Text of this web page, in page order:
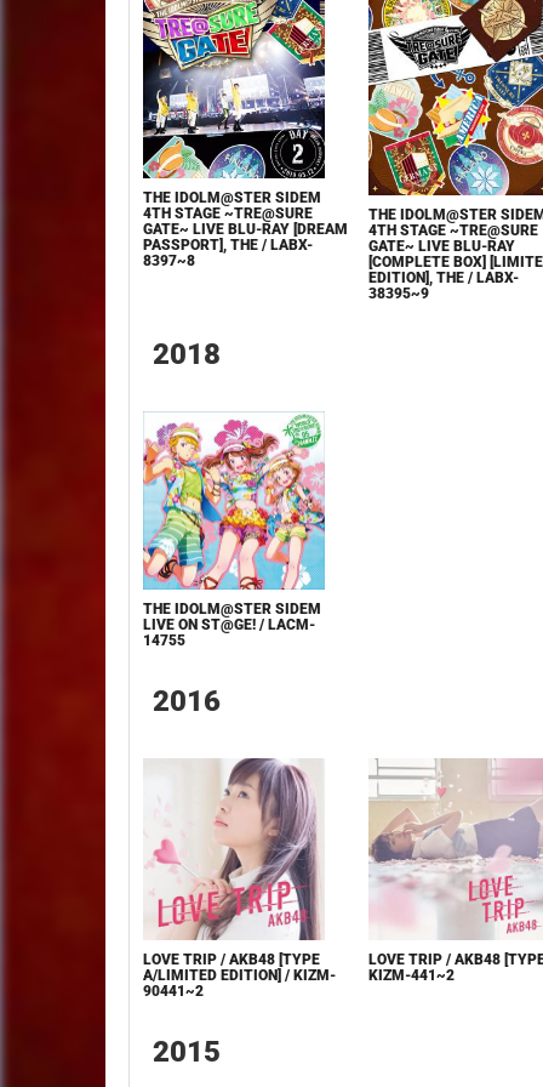
THE IDOLM@STER SIDEM
4TH STAGE ~TRE@SURE
GATE~ LIVE BLU-RAY [DREAM
PASSPORT], THE / LABX-
8397~8
THE IDOLM@STER
4TH STAGE ~TRE@SURE
GATE~ LIVE BLU-RAY
[COMPLETE BOX]
EDITION], THE / LABX-
38395~9
2018
THE IDOLM@STER SIDEM
LIVE ON ST@GE! / LACM-
14755
2016
LOVE TRIP / AKB48 [TYPE
A/LIMITED EDITION] / KIZM-
90441~2
LOVE TRIP / AKB48
KIZM-441~2
2015